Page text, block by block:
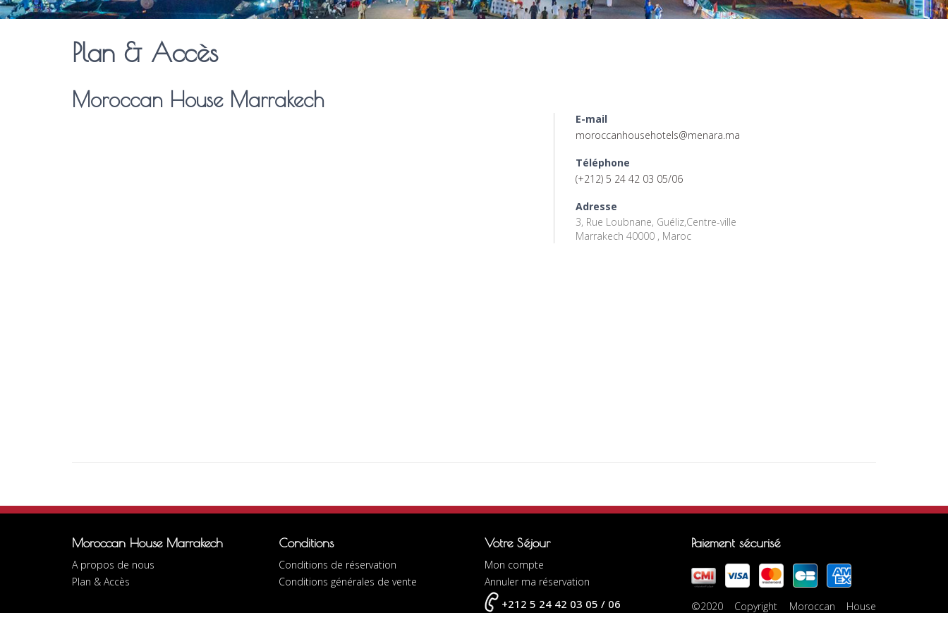
Plan & Accès
Moroccan House Marrakech
E-mail
moroccanhousehotels@menara.ma
Téléphone
(+212) 5 24 42 03 05/06
Adresse
3, Rue Loubnane, Guéliz,Centre-ville
Marrakech 40000 , Maroc
Moroccan House Marrakech
A propos de nous
Plan & Accès
Conditions
Conditions de réservation
Conditions générales de vente
Votre Séjour
Mon compte
Annuler ma réservation
+212 5 24 42 03 05 / 06
Paiement sécurisé
©2020 Copyright Moroccan House